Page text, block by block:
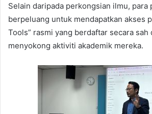
Selain daripada perkongsian ilmu,
berpeluang untuk mendapatkan akses
Tools” rasmi yang berdaftar secara sah
menyokong aktiviti akademik mereka.